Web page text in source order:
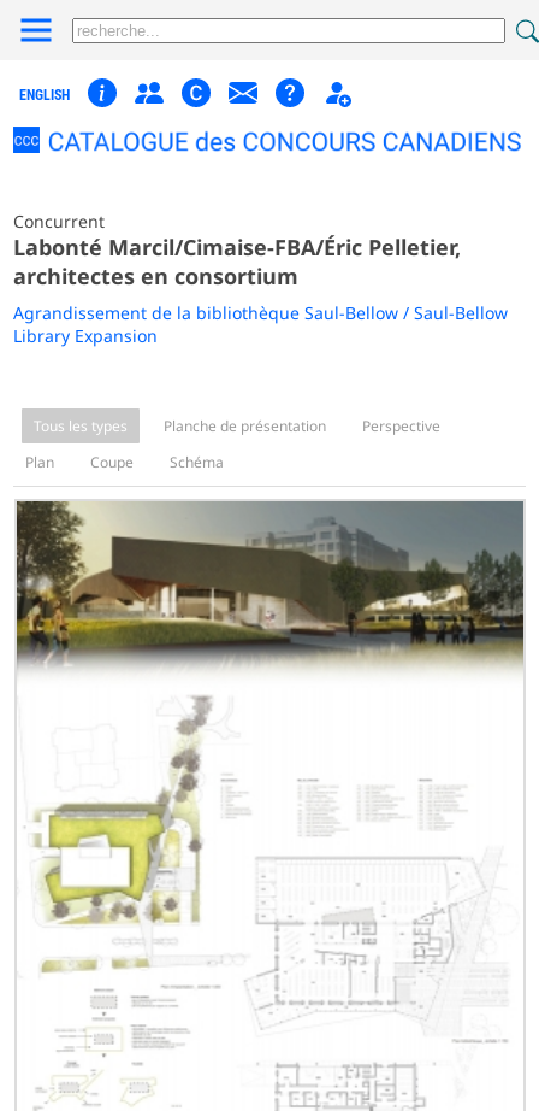
ENGLISH
Concurrent
Labonté Marcil/Cimaise-FBA/Éric Pelletier,
architectes en consortium
Agrandissement de la bibliothèque Saul-Bellow / Saul-Bellow
Library Expansion
Tous les types Planche de présentation
Perspective
Plan
Coupe Schéma